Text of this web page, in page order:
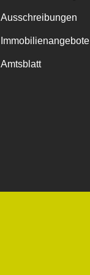
Ausschreibungen
Immobilienangebote
Amtsblatt